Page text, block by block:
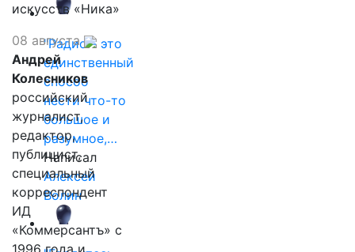
"Радио - это
единственный
способ
нести что-то
большое и
разумное,…
Написал
Алексей
Волин
искусств «Ника»
08 августа
Андрей
Колесников
российский
журналист,
редактор,
публицист,
специальный
корреспондент
ИД
«Коммерсантъ» с
1996 года и